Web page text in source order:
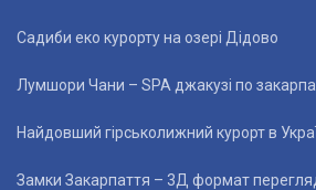
Садиби еко курорту на озері Дідово
Лумшори Чани – SPA джакузі по
Найдовший гірськолижний курорт в
Замки Закарпаття – 3Д формат